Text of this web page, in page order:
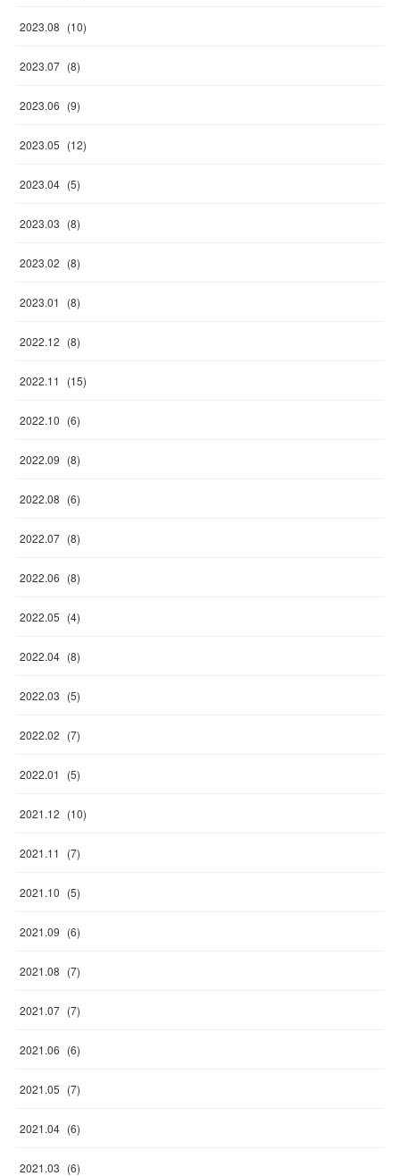
2023.08 (10)
2023.07 (8)
2023.06 (9)
2023.05 (12)
2023.04 (5)
2023.03 (8)
2023.02 (8)
2023.01 (8)
2022.12 (8)
2022.11 (15)
2022.10 (6)
2022.09 (8)
2022.08 (6)
2022.07 (8)
2022.06 (8)
2022.05 (4)
2022.04 (8)
2022.03 (5)
2022.02 (7)
2022.01 (5)
2021.12 (10)
2021.11 (7)
2021.10 (5)
2021.09 (6)
2021.08 (7)
2021.07 (7)
2021.06 (6)
2021.05 (7)
2021.04 (6)
2021.03 (6)